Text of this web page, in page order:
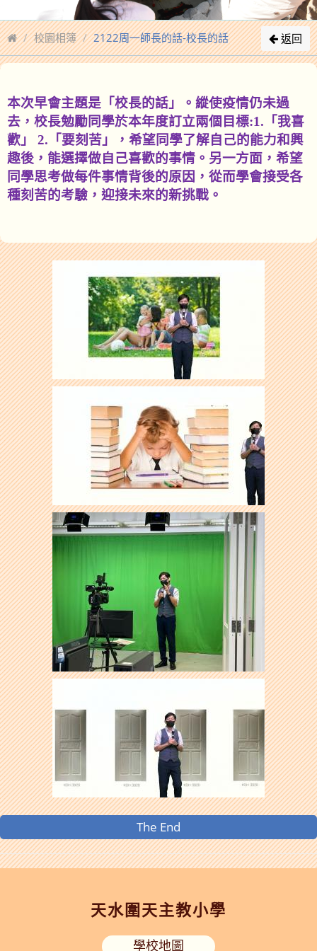
校園相簿 2122周一師長的話-校長的話 返回
本次早會主題是「校長的話」。縱使疫情仍未過
去，校長勉勵同學於本年度訂立兩個目標:1. 「我喜
歡」
2. 「要刻苦」，希望同學了解自己的能力和興
趣後，能選擇做自己喜歡的事情。另一方面，希望
同學思考做每件事情背後的原因，從而學會接受各
種刻苦的考驗 ，迎接未來的新挑戰。
The End
天水圍天主教小學
學校地圖